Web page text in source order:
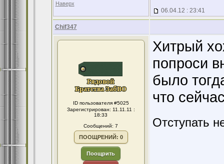
Наверх
06.04.12 : 23:41
Chif347
ID пользователя #5025
Зарегистрирован: 11.11.11 :
18:33
Сообщений: 7
ПООЩРЕНИЙ: 0
Поощрить
Хитрый
попроси
было
что
Отступать